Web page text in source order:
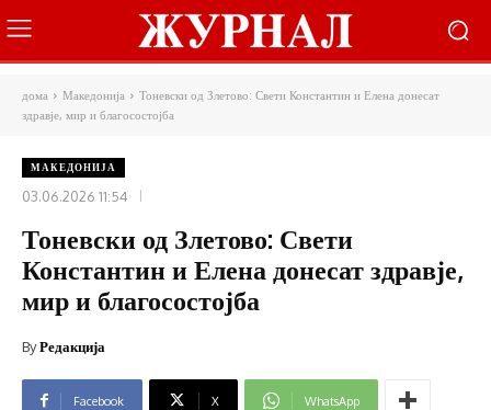
дома Македонија
Тоневски од Злетово: Свети Константин и Елена донесат
здравје, мир и благосостојба
МАКЕДОНИЈА
03.06.2026 11:54
Тоневски од Злетово: Свети
Константин и Елена донесат здравје,
мир и благосостојба
ByРедакција
Facebook X WhatsApp